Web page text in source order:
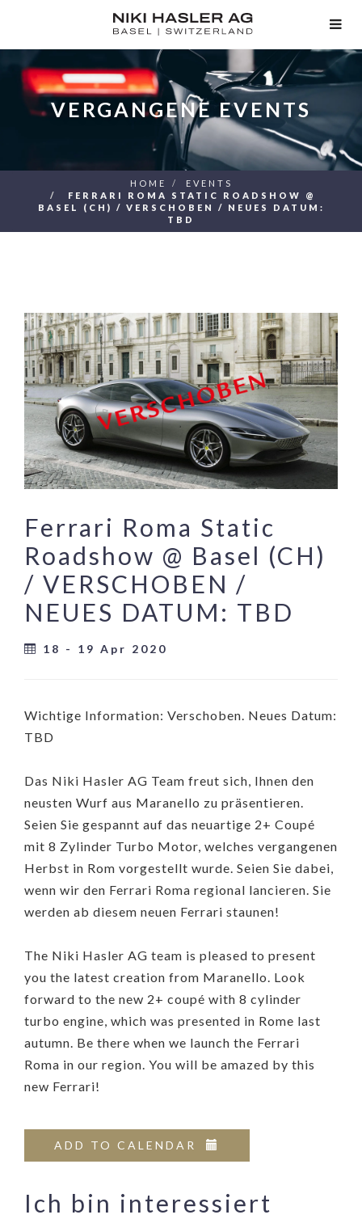
VERGANGENE EVENTS
HOME
EVENTS
FERRARI ROMA STATIC ROADSHOW @
BASEL (CH) / VERSCHOBEN / NEUES DATUM:
TBD
Ferrari Roma Static
Roadshow @ Basel (CH)
/ VERSCHOBEN /
NEUES DATUM: TBD
18 - 19 Apr 2020
Wichtige Information: Verschoben. Neues Datum:
TBD
Das Niki Hasler AG Team freut sich, Ihnen den
neusten Wurf aus Maranello zu präsentieren.
Seien Sie gespannt auf das neuartige 2+ Coupé
mit 8 Zylinder Turbo Motor, welches vergangenen
Herbst in Rom vorgestellt wurde. Seien Sie dabei,
wenn wir den Ferrari Roma regional lancieren. Sie
werden ab diesem neuen Ferrari staunen!
The Niki Hasler AG team is pleased to present
you the latest creation from Maranello. Look
forward to the new 2+ coupé with 8 cylinder
turbo engine, which was presented in Rome last
autumn. Be there when we launch the Ferrari
Roma in our region. You will be amazed by this
new Ferrari!
ADD TO CALENDAR
Ich bin interessiert